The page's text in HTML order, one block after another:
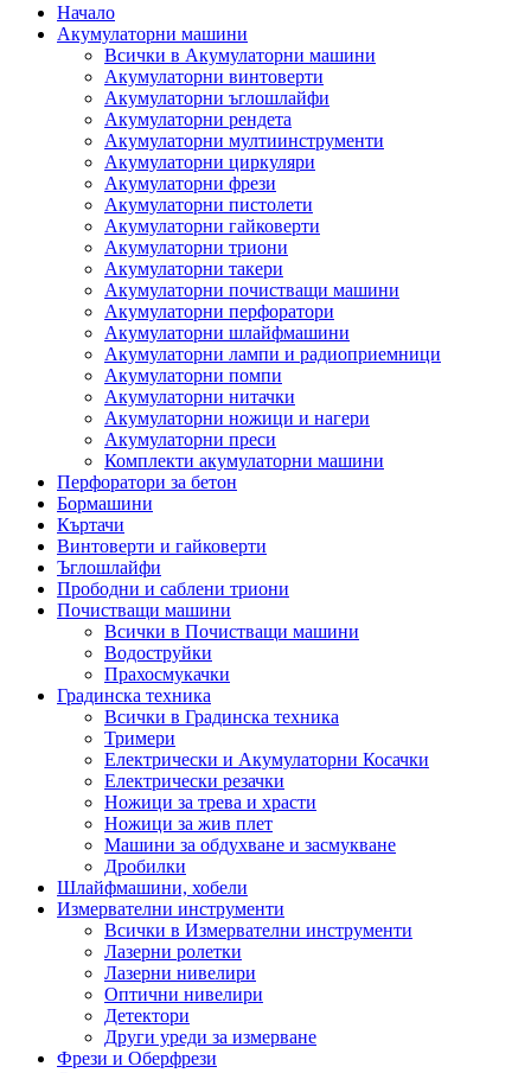
Начало
Акумулаторни машини
Всички в Акумулаторни машини
Акумулаторни винтоверти
Акумулаторни ъглошлайфи
Акумулаторни рендета
Акумулаторни мултиинструменти
Акумулаторни циркуляри
Акумулаторни фрези
Акумулаторни пистолети
Акумулаторни гайковерти
Акумулаторни триони
Акумулаторни такери
Акумулаторни почистващи машини
Акумулаторни перфоратори
Акумулаторни шлайфмашини
Акумулаторни лампи и радиоприемници
Акумулаторни помпи
Акумулаторни нитачки
Акумулаторни ножици и нагери
Акумулаторни преси
Комплекти акумулаторни машини
Перфоратори за бетон
Бормашини
Къртачи
Винтоверти и гайковерти
Ъглошлайфи
Прободни и саблени триони
Почистващи машини
Всички в Почистващи машини
Водоструйки
Прахосмукачки
Градинска техника
Всички в Градинска техника
Тримери
Електрически и Акумулаторни Косачки
Електрически резачки
Ножици за трева и храсти
Ножици за жив плет
Машини за обдухване и засмукване
Дробилки
Шлайфмашини, хобели
Измервателни инструменти
Всички в Измервателни инструменти
Лазерни ролетки
Лазерни нивелири
Оптични нивелири
Детектори
Други уреди за измерване
Фрези и Оберфрези